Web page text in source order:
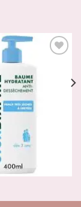
AJOUTER
À LA
LISTE DE